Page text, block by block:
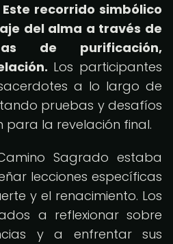
Este recorrido simbólico
del alma a través de
de purificación,
Los participantes
a lo largo de
pruebas y desafíos
la revelación final.
Sagrado estaba
lecciones específicas
y el renacimiento. Los
a reflexionar sobre
y a enfrentar sus